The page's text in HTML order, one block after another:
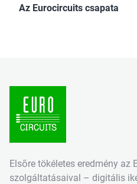
Az Eurocircuits csapata
Elsőre tökéletes eredmény az
szolgáltatásaival – digitális